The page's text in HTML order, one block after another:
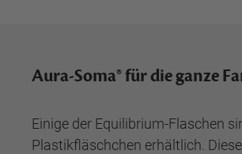
Aura-Soma® für die ganze
Einige der Equilibrium-Flaschen
Plastikfläschchen erhältlich.